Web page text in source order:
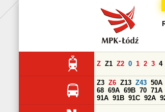
Z Z1 Z2 0 1 2 3 4
Z3 Z6 Z13 Z43 50A
68 69A 69B 70 71A
91A 91B 91C 92A